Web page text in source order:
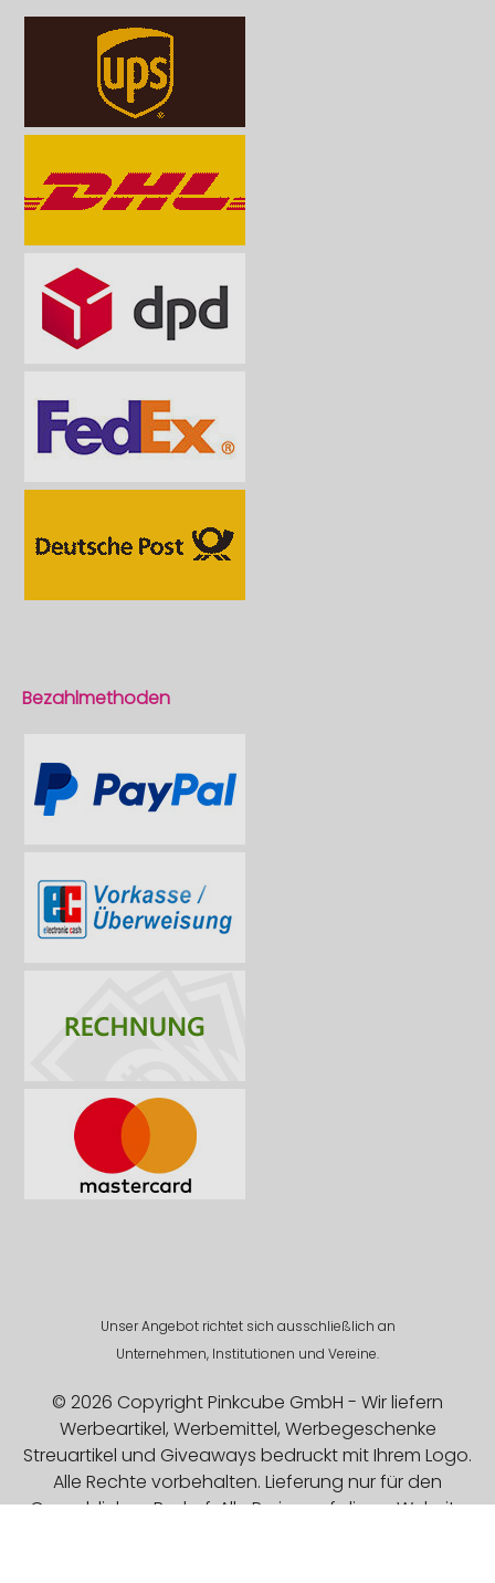
Bezahlmethoden
Unser Angebot richtet sich ausschließlich an
Unternehmen, Institutionen und Vereine.
© 2026 Copyright Pinkcube GmbH - Wir liefern
Werbeartikel, Werbemittel, Werbegeschenke
Streuartikel und Giveaways bedruckt mit Ihrem Logo.
Alle Rechte vorbehalten. Lieferung nur für den
Gewerblichen Bedarf. Alle Preise auf dieser Website